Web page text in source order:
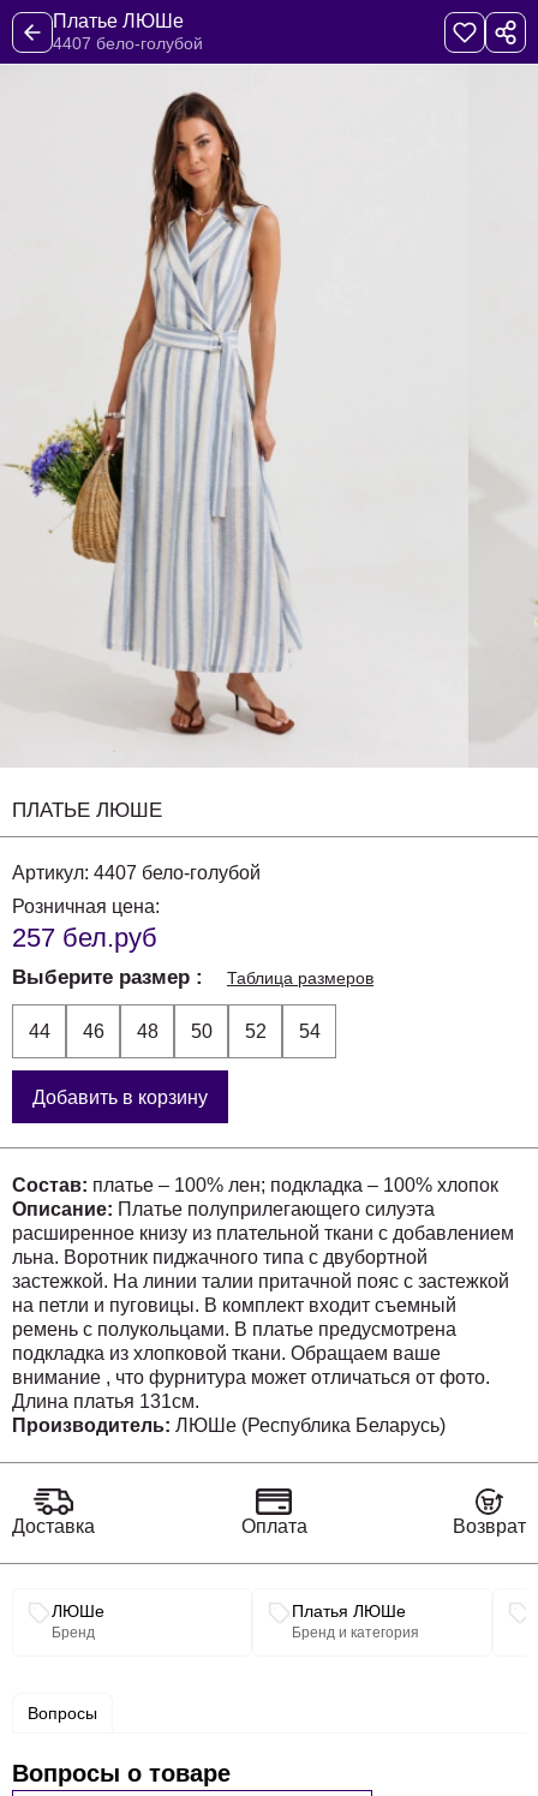
Платье ЛЮШе
4407 бело-голубой
ПЛАТЬЕ ЛЮШЕ
Артикул: 4407 бело-голубой
Розничная цена:
257 бел.руб
Выберите размер Таблица размеров
44 46 48 50 52 54
Добавить в корзину
Состав: платье – 100% лен; подкладка – 100% хлопок
Описание: Платье полуприлегающего силуэта
расширенное книзу из плательной ткани с добавлением
льна. Воротник пиджачного типа с двубортной
застежкой. На линии талии притачной пояс с застежкой
на петли и пуговицы. В комплект входит съемный
ремень с полукольцами. В платье предусмотрена
подкладка из хлопковой ткани. Обращаем ваше
внимание , что фурнитура может отличаться от фото.
Длина платья 131см.
Производитель: ЛЮШе (Республика Беларусь)
Доставка Оплата Возврат
Связанные разделы каталога
ЛЮШе
Бренд
Платья ЛЮШе
Бренд и категория
Вопросы
Вопросы о товаре